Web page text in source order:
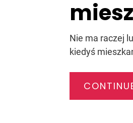
Nie ma raczej
kiedyś